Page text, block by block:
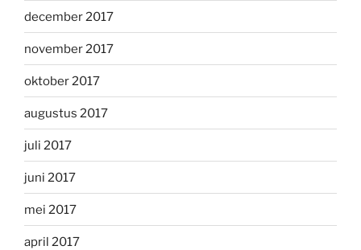
december 2017
november 2017
oktober 2017
augustus 2017
juli 2017
juni 2017
mei 2017
april 2017